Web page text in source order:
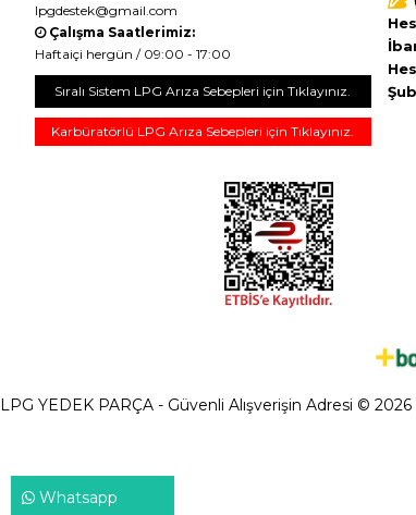
lpgdestek@gmail.com
Çalışma Saatlerimiz:
Haftaiçi hergün / 09:00 - 17:00
Sıralı Sistem LPG Arıza Sebepleri için Tıklayınız.
Karbüratörlü LPG Arıza Sebepleri için Tıklayınız.
LPG YEDEK PARÇA - Güvenli Alışverişin Adresi ©
Whatsapp